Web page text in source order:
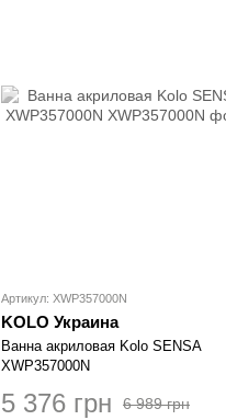
Артикул: XWP357000N
KOLO Украина
Ванна акриловая Kolo SENSA
XWP357000N
6 989 грн
5 376 грн